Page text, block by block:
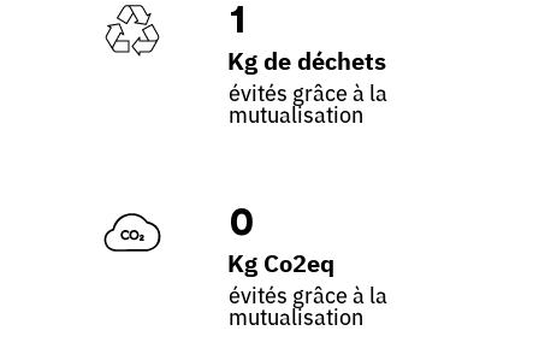
1
Kg de déchets
évités grâce à la
mutualisation
0
Kg Co2eq
évités grâce à la
mutualisation